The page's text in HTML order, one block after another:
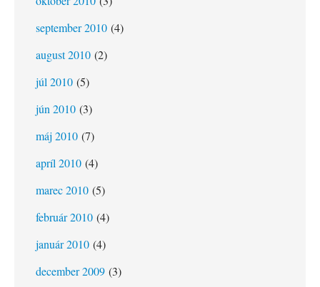
september 2010 (4)
august 2010 (2)
júl 2010 (5)
jún 2010 (3)
máj 2010 (7)
apríl 2010 (4)
marec 2010 (5)
február 2010 (4)
január 2010 (4)
december 2009 (3)